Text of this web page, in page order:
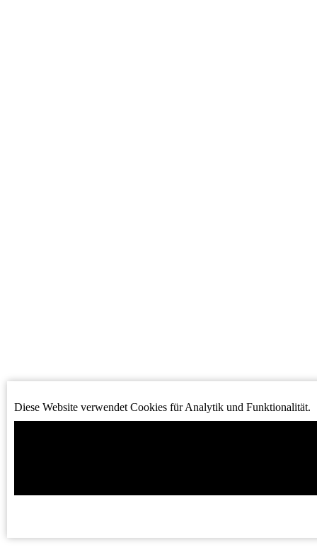
Diese Website verwendet Cookies für Analytik und Funktionalität.